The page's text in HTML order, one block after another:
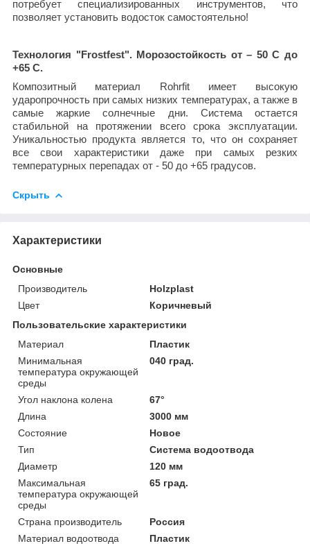
потребует специализированных инструментов, что
позволяет установить водосток самостоятельно!
Технология "Frostfest". Морозостойкость от – 50 С до
+65 С.
Композитный материал Rohrfit имеет высокую
ударопрочность при самых низких температурах, а также в
самые жаркие солнечные дни. Система остается
стабильной на протяжении всего срока эксплуатации.
Уникальностью продукта является то, что он сохраняет
все свои характеристики даже при самых резких
температурных перепадах от - 50 до +65 градусов.
Скрыть
Характеристики
Основные
Производитель
Holzplast
Цвет
Коричневый
Пользовательские характеристики
Материал
Пластик
Минимальная
температура окружающей
среды
040 град.
Угол наклона колена
67°
Длина
3000 мм
Состояние
Новое
Тип
Система водоотвода
Диаметр
120 мм
Максимальная
температура окружающей
среды
65 град.
Страна производитель
Россия
Материал водоотвода
Пластик